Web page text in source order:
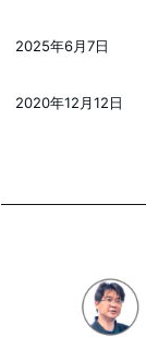
2025年6月7日
2020年12月12日